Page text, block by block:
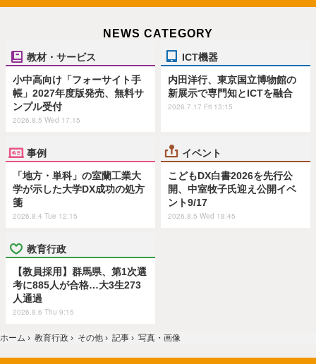
NEWS CATEGORY
教材・サービス
小中高向け「フォーサイト手
帳」2027年度版発売、無料サ
ンプル受付
2026.8.5 Wed 17:15
ICT機器
内田洋行、東京国立博物館の
新展示で専門知とICTを融合
2026.7.17 Fri 13:15
事例
「地方・単科」の室蘭工業大
学が示した大学DX成功の処方
箋
2026.8.4 Tue 12:15
イベント
こどもDX白書2026を先行公
開、中室牧子氏迎え公開イベ
ント9/17
2026.8.5 Wed 18:45
教育行政
【教員採用】群馬県、第1次選
考に885人が合格…大3生273
人通過
2026.8.6 Thu 9:15
ホーム › 教育行政 › その他 › 記事 › 写真・画像